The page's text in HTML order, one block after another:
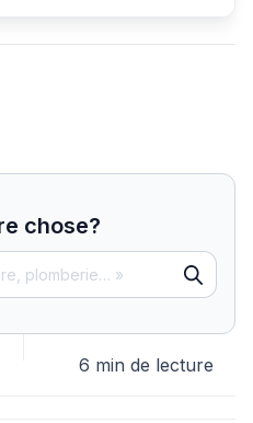
chose?
6 min de lecture